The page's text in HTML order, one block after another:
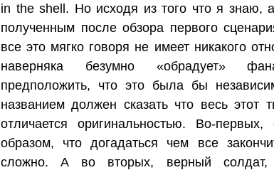
in the shell. Но исходя из того что я знаю,
полученным после обзора первого
все это мягко говоря не имеет никакого
наверняка безумно «обрадует»
предположить, что это была бы
названием должен сказать что весь этот
отличается оригинальностью. Во-
образом, что догадаться чем все
сложно. А во вторых, верный солдат,